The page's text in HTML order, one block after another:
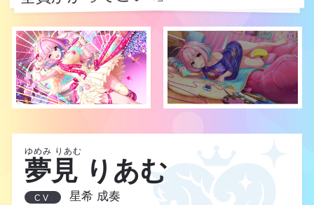
ゆめみ りあむ
夢見 りあむ
CV 星希 成奏